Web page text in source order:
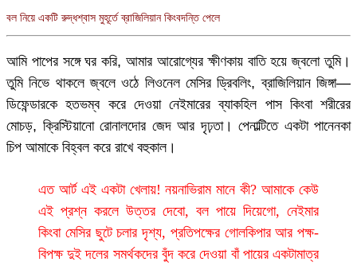
বল নিয়ে একটি রুদ্ধশ্বাস মুহূর্তে ব্রাজিলিয়ান কিংবদন্তি পেলে
আমি পাপের সঙ্গে ঘর করি, আমার আরোগ্যের ক্ষীণকায় বাতি হয়ে জ্বলো তুমি।
তুমি নিভে থাকলে জ্বলে ওঠে লিওনেল মেসির ড্রিবলিং, ব্রাজিলিয়ান জিঙ্গা—
ডিফেন্ডারকে হতভম্ব করে দেওয়া নেইমারের ব্যাকহিল পাস কিংবা শরীরের
মোচড়, ক্রিস্টিয়ানো রোনালদোর জেদ আর দৃঢ়তা। পেনাল্টিতে একটা পানেনকা
চিপ আমাকে বিহ্বল করে রাখে বহুকাল।
এত আর্ট এই একটা খেলায়! নয়নাভিরাম মানে কী? আমাকে কেউ
এই প্রশ্ন করলে উত্তর দেবো, বল পায়ে দিয়েগো, নেইমার
কিংবা মেসির ছুটে চলার দৃশ্য, প্রতিপক্ষের গোলকিপার আর পক্ষ-
বিপক্ষ দুই দলের সমর্থকদের বুঁদ করে দেওয়া বাঁ পায়ের একটামাত্র